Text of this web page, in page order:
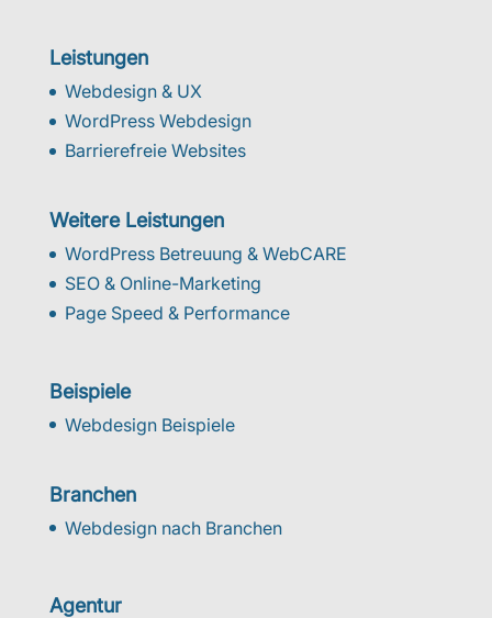
Leistungen
Webdesign & UX
WordPress Webdesign
Barrierefreie Websites
Weitere Leistungen
WordPress Betreuung & WebCARE
SEO & Online-Marketing
Page Speed & Performance
Beispiele
Webdesign Beispiele
Branchen
Webdesign nach Branchen
Agentur